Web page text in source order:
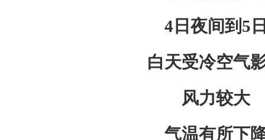
4日夜间到5
白天受冷空气
风力较大
气温有所下